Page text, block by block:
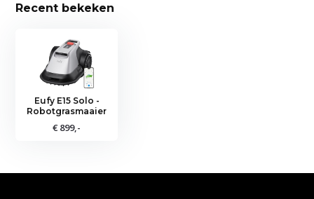
Recent bekeken
Eufy E15 Solo -
Robotgrasmaaier
€ 899,-